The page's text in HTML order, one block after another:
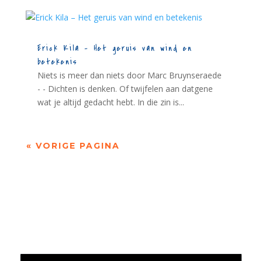
Erick Kila – Het geruis van wind en
betekenis
Niets is meer dan niets door Marc Bruynseraede
- - Dichten is denken. Of twijfelen aan datgene
wat je altijd gedacht hebt. In die zin is...
« VORIGE PAGINA